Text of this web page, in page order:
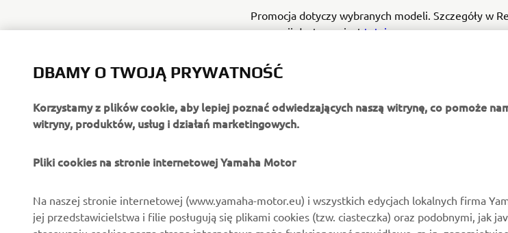
Promocja dotyczy wybranych modeli. Szczegóły w
promocji dostępny jesttutaj.
O FIRMIE
Aktualności
DLA BIZNESU
Systemy Yamaha eBike
Służby mundurowe
Yamaha Music
DBAMY O TWOJĄ PRYWATNOŚĆ
Korzystamy z plików cookie, aby lepiej poznać odwiedzających naszą witrynę, co pomoże
witryny, produktów, usług i działań marketingowych.
Pliki cookies na stronie internetowej Yamaha Motor
Na naszej stronie internetowej (www.yamaha-motor.eu) i wszystkich edycjach lokalnych firma
jej przedstawicielstwa i filie posługują się plikami cookies (tzw. ciasteczka) oraz podobnymi, jak